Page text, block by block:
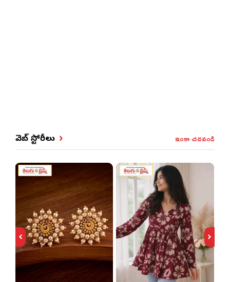
వెబ్ స్టోరీలు ఇంకా చదవండి